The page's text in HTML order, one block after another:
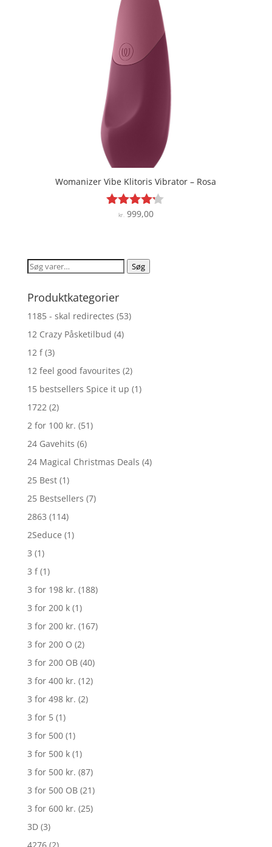
Womanizer Vibe Klitoris Vibrator – Rosa
Vurderet
kr.999,00
Søg
Søg
Produktkategorier
1185 - skal redirectes (53)
12 Crazy Påsketilbud (4)
12 f (3)
12 feel good favourites (2)
15 bestsellers Spice it up (1)
1722 (2)
2 for 100 kr. (51)
24 Gavehits (6)
24 Magical Christmas Deals (4)
25 Best (1)
25 Bestsellers (7)
2863 (114)
2Seduce (1)
3 (1)
3 f (1)
3 for 198 kr. (188)
3 for 200 k (1)
3 for 200 kr. (167)
3 for 200 O (2)
3 for 200 OB (40)
3 for 400 kr. (12)
3 for 498 kr. (2)
3 for 5 (1)
3 for 500 (1)
3 for 500 k (1)
3 for 500 kr. (87)
3 for 500 OB (21)
3 for 600 kr. (25)
3D (3)
4276 (2)